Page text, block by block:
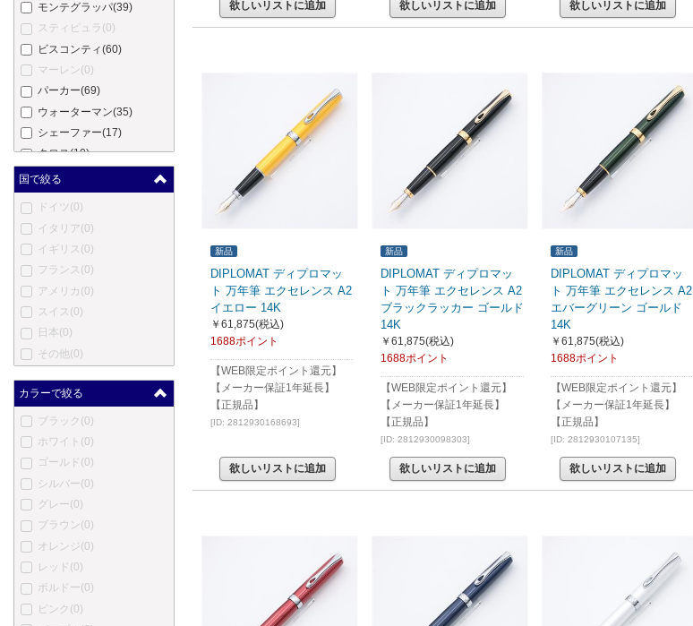
欲しいリストに追加 欲しいリストに追加 欲しいリストに追加
新品
DIPLOMAT ディプロマッ
ト 万年筆 エクセレンス A2
イエロー 14K
￥61,875(税込)
1688ポイント
【WEB限定ポイント還元】
【メーカー保証1年延長】
【正規品】
[ID: 2812930168693]
欲しいリストに追加
新品
DIPLOMAT ディプロマッ
ト 万年筆 エクセレンス A2
ブラックラッカー ゴールド
14K
￥61,875(税込)
1688ポイント
【WEB限定ポイント還元】
【メーカー保証1年延長】
【正規品】
[ID: 2812930098303]
欲しいリストに追加
新品
DIPLOMAT ディプロマッ
ト 万年筆 エクセレンス A2
エバーグリーン ゴールド
14K
￥61,875(税込)
1688ポイント
【WEB限定ポイント還元】
【メーカー保証1年延長】
【正規品】
[ID: 2812930107135]
欲しいリストに追加
モンテグラッパ(39)
スティピュラ (0)
ビスコンティ(60)
マーレン (0)
パーカー(69)
ウォーターマン(35)
シェーファー(17)
クロス(10)
モンテベルデ
ヤード・オ・レッド(0)
カルティエ (0)
コンウェイ・スチュワート
(0)
ダンヒル
エバーシャープ
セーラー(289)
パイロット
プラチナ (70)
カトウセイサクショ
丸善(0)
中屋万年筆(38)
酒井栄助(0)
川窪万年筆(0)
アクメ (0)
あかしや(0)
アキュラ(0)
オートポイント
国で絞る
ドイツ (0)
イタリア(0)
イギリス (0)
フランス (0)
アメリカ (0)
スイス (0)
日本(0)
その他(0)
カラーで絞る
ブラック (0)
ホワイト (0)
ゴールド (0)
シルバー(0)
グレー(0)
ブラウン (0)
オレンジ(0)
レッド (0)
ボルドー(0)
ピンク (0)